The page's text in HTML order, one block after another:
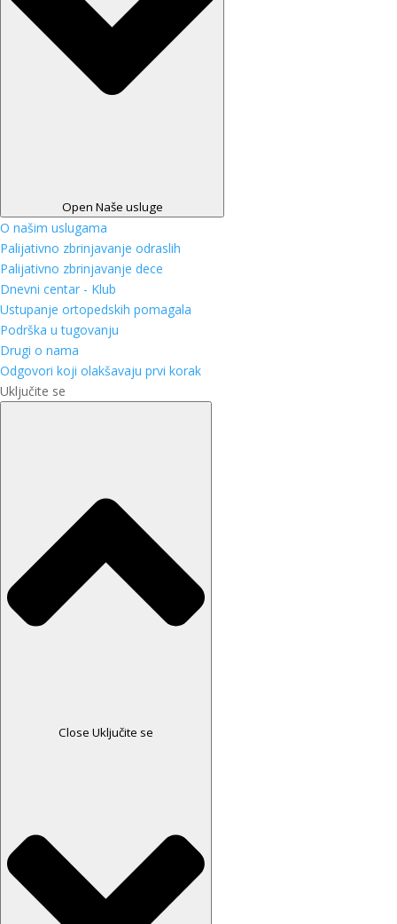
Open Naše usluge
O našim uslugama
Palijativno zbrinjavanje odraslih
Palijativno zbrinjavanje dece
Dnevni centar - Klub
Ustupanje ortopedskih pomagala
Podrška u tugovanju
Drugi o nama
Odgovori koji olakšavaju prvi korak
Uključite se
Close Uključite se